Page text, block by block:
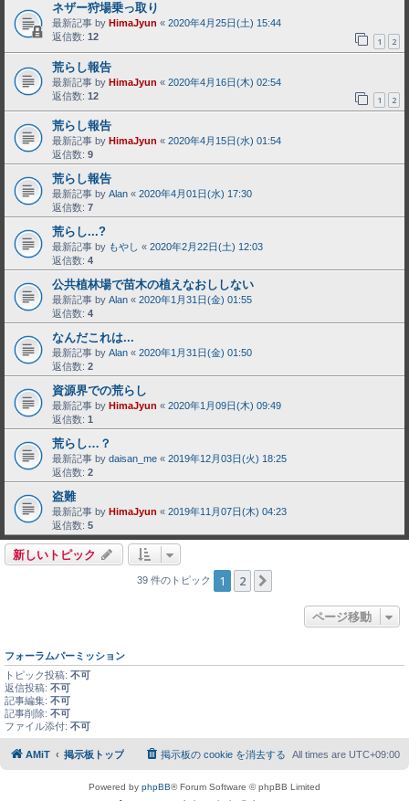
ネザー狩場乗っ取り
最新記事 by HimaJyun « 2020年4月25日(土) 15:44
返信数: 12 1 2
荒らし報告
最新記事 by HimaJyun « 2020年4月16日(木) 02:54
返信数: 12 1 2
荒らし報告
最新記事 by HimaJyun « 2020年4月15日(水) 01:54
返信数: 9
荒らし報告
最新記事 by Alan « 2020年4月01日(水) 17:30
返信数: 7
荒らし...?
最新記事 by もやし « 2020年2月22日(土) 12:03
返信数: 4
公共植林場で苗木の植えなおししない
最新記事 by Alan « 2020年1月31日(金) 01:55
返信数: 4
なんだこれは...
最新記事 by Alan « 2020年1月31日(金) 01:50
返信数: 2
資源界での荒らし
最新記事 by HimaJyun « 2020年1月09日(木) 09:49
返信数: 1
荒らし…？
最新記事 by daisan_me « 2019年12月03日(火) 18:25
返信数: 2
盗難
最新記事 by HimaJyun « 2019年11月07日(木) 04:23
返信数: 5
新しいトピック
39 件のトピック 1 2
ページ移動
フォーラムパーミッション
トピック投稿: 不可
返信投稿: 不可
記事編集: 不可
記事削除: 不可
ファイル添付: 不可
AMiT 掲示板トップ All times are UTC+09:00
掲示板の cookie を消去する
Powered by phpBB® Forum Software © phpBB Limited